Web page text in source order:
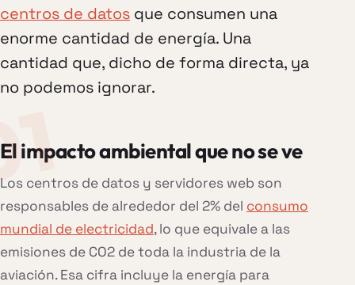
centros de datos que consumen una
enorme cantidad de energía. Una
cantidad que, dicho de forma directa, ya
no podemos ignorar.
El impacto ambiental que no se ve
Los centros de datos y servidores web son
responsables de alrededor del 2% del consumo
mundial de electricidad, lo que equivale a las
emisiones de CO2 de toda la industria de la
aviación. Esa cifra incluye la energía para